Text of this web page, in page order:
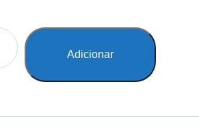
Adicionar